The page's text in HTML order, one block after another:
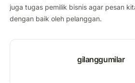
juga tugas pemilik bisnis agar pesan
dengan baik oleh pelanggan.
gilanggumilar